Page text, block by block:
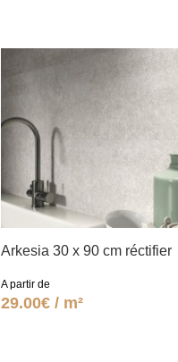
Arkesia 30 x 90 cm réctifier
A partir de
29.00€ / m²